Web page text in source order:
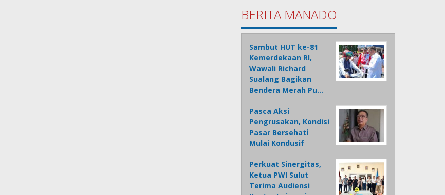
BERITA MANADO
Sambut HUT ke-81
Kemerdekaan RI,
Wawali Richard
Sualang Bagikan
Bendera Merah Pu…
Pasca Aksi
Pengrusakan, Kondisi
Pasar Bersehati
Mulai Kondusif
Perkuat Sinergitas,
Ketua PWI Sulut
Terima Audiensi